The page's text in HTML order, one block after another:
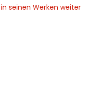
seinen Werken weiter